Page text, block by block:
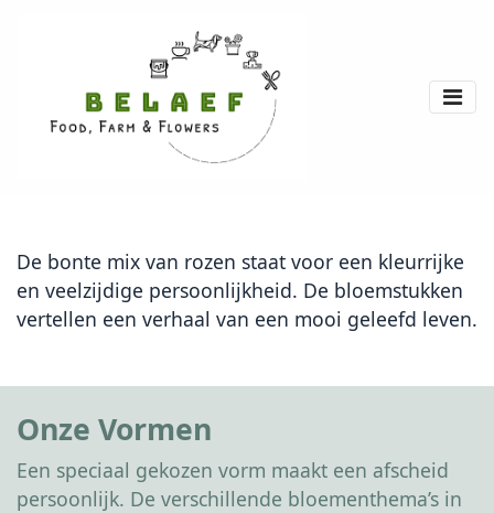
De bonte mix van rozen staat voor een kleurrijke
en veelzijdige persoonlijkheid. De bloemstukken
vertellen een verhaal van een mooi geleefd leven.
Onze Vormen
Een speciaal gekozen vorm maakt een afscheid
persoonlijk. De verschillende bloementhema’s in